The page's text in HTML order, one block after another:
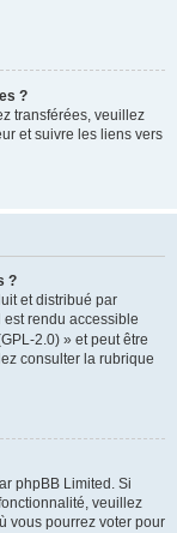
?
transférées, veuillez
et suivre les liens vers
?
et distribué par
rendu accessible
2.0) » et peut être
consulter la rubrique
phpBB Limited. Si
veuillez
vous pourrez voter pour